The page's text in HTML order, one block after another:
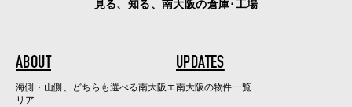
見る、知る、南大阪の倉庫･工場
ABOUT
海側・山側、どちらも選べる南大阪エ
リア
UPDATES
南大阪の物件一覧